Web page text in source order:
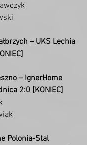
– UKS Lechia
– IgnerHome
2:0 [KONIEC]
Polonia-Stal